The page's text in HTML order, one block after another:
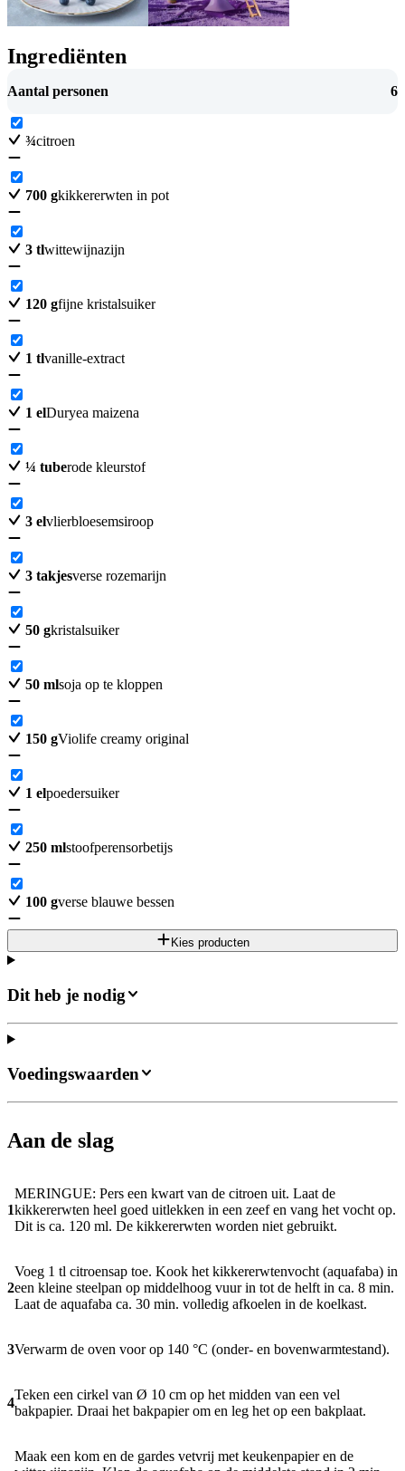
Ingrediënten
Aantal personen 6
¾citroen
700 gkikkererwten in pot
3 tlwittewijnazijn
120 gfijne kristalsuiker
1 tlvanille-extract
1 elDuryea maizena
¼ tuberode kleurstof
3 elvlierbloesemsiroop
3 takjesverse rozemarijn
50 gkristalsuiker
50 mlsoja op te kloppen
150 gViolife creamy original
1 elpoedersuiker
250 mlstoofperensorbetijs
100 gverse blauwe bessen
Kies producten
Dit heb je nodig
Aan de slag
1
MERINGUE: Pers een kwart van de citroen uit. Laat de
kikkererwten heel goed uitlekken in een zeef en vang het vocht op.
Dit is ca. 120 ml. De kikkererwten worden niet gebruikt.
2
Voeg 1 tl citroensap toe. Kook het kikkererwtenvocht (aquafaba) in
een kleine steelpan op middelhoog vuur in tot de helft in ca. 8 min.
Laat de aquafaba ca. 30 min. volledig afkoelen in de koelkast.
3Verwarm de oven voor op 140 °C (onder- en bovenwarmtestand).
4
Teken een cirkel van Ø 10 cm op het midden van een vel
bakpapier. Draai het bakpapier om en leg het op een bakplaat.
Maak een kom en de gardes vetvrij met keukenpapier en de
Voedingswaarden